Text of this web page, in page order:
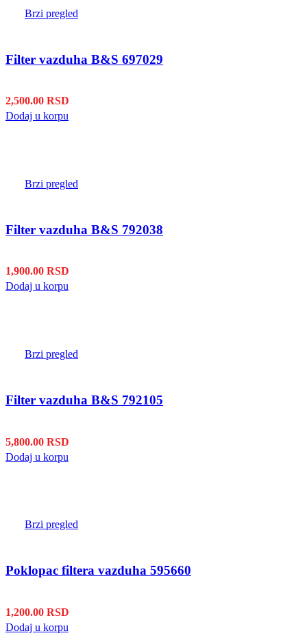
Brzi pregled
Filter vazduha B&S 697029
2,500.00 RSD
Dodaj u korpu
Brzi pregled
Filter vazduha B&S 792038
1,900.00 RSD
Dodaj u korpu
Brzi pregled
Filter vazduha B&S 792105
5,800.00 RSD
Dodaj u korpu
Brzi pregled
Poklopac filtera vazduha 595660
1,200.00 RSD
Dodaj u korpu